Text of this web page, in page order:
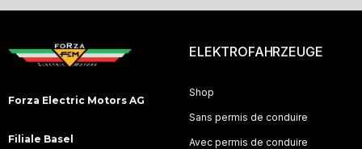
Forza Electric Motors AG
Filiale Basel
ELEKTROFAHRZEUGE
Shop
Sans permis de conduire
Avec permis de conduire